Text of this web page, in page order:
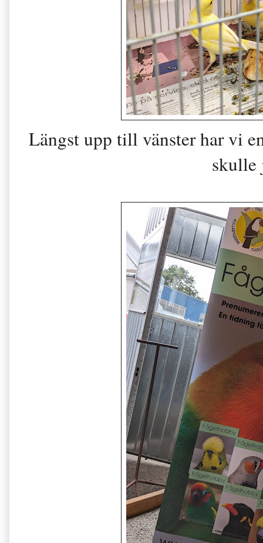
Längst upp till vänster har vi
skulle